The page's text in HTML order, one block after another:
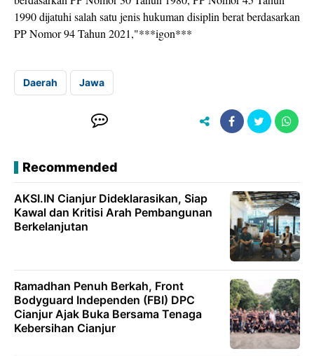
1990 dijatuhi salah satu jenis hukuman disiplin berat berdasarkan
PP Nomor 94 Tahun 2021,"***igon***
Daerah Jawa
Recommended
AKSI.IN Cianjur Dideklarasikan, Siap
Kawal dan Kritisi Arah Pembangunan
Berkelanjutan
Ramadhan Penuh Berkah, Front
Bodyguard Independen (FBI) DPC
Cianjur Ajak Buka Bersama Tenaga
Kebersihan Cianjur